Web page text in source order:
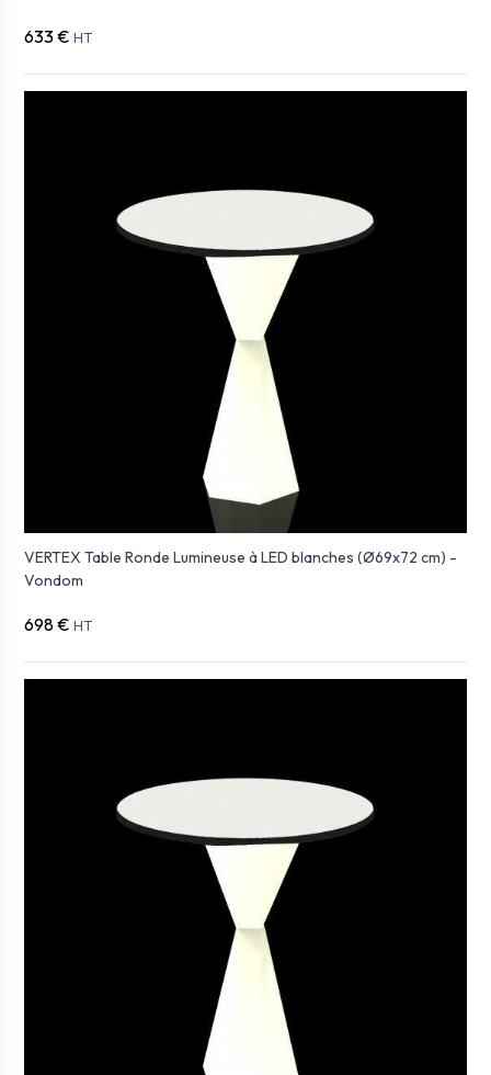
633 € HT
VERTEX Table Ronde Lumineuse à LED blanches (Ø69x72 cm) -
Vondom
698 € HT